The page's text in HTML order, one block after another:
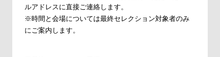
ルアドレスに直接ご連絡します。
※時間と会場については最終セレクション対象者のみ
にご案内します。